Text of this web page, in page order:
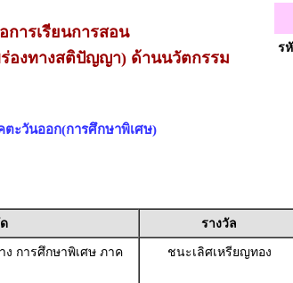
การเรียนการสอน
องทางสติปัญญา) ด้านนวัตกรรม
ตะวันออก(การศึกษาพิเศษ)
ร
รางวัล
การศึกษาพิเศษ ภาค
ชนะเลิศเหรียญทอง